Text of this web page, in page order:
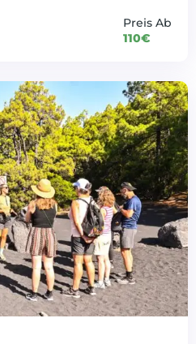
Preis Ab
110€